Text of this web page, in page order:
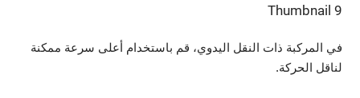
في المركبة ذات النقل اليدوي، قم باستخدام أعلى سرعة ممكنة
لناقل الحركة.